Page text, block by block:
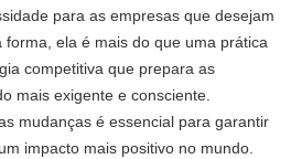
para as empresas que desejam
ela é mais do que uma prática
competitiva que prepara as
mais exigente e consciente.
mudanças é essencial para garantir
impacto mais positivo no mundo.